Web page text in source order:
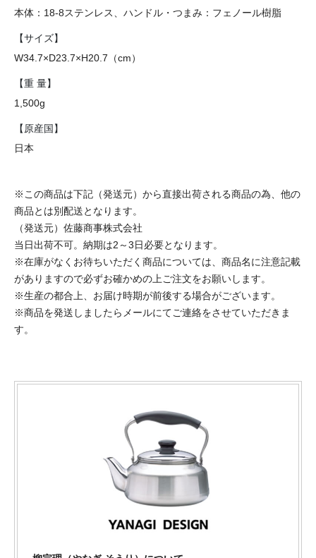
本体：18-8ステンレス、ハンドル・つまみ：フェノール樹脂
【サイズ】
W34.7×D23.7×H20.7（cm）
【重 量】
1,500g
【原産国】
日本
※この商品は下記（発送元）から直接出荷される商品の為、他の
商品とは別配送となります。
（発送元）佐藤商事株式会社
当日出荷不可。納期は2～3日必要となります。
※在庫がなくお待ちいただく商品については、商品名に注意記載
がありますので必ずお確かめの上ご注文をお願いします。
※生産の都合上、お届け時期が前後する場合がございます。
※商品を発送しましたらメールにてご連絡をさせていただきま
す。